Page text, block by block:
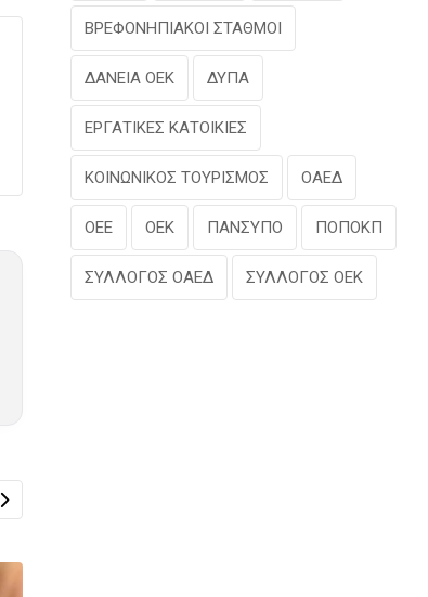
ΒΡΕΦΟΝΗΠΙΑΚΟΙ ΣΤΑΘΜΟΙ
ΔΑΝΕΙΑ ΟΕΚ ΔΥΠΑ
ΕΡΓΑΤΙΚΕΣ ΚΑΤΟΙΚΙΕΣ
ΚΟΙΝΩΝΙΚΟΣ ΤΟΥΡΙΣΜΟΣ ΟΑΕΔ
ΟΕΕ ΟΕΚ ΠΑΝΣΥΠΟ ΠΟΠΟΚΠ
ΣΥΛΛΟΓΟΣ ΟΑΕΔ ΣΥΛΛΟΓΟΣ ΟΕΚ